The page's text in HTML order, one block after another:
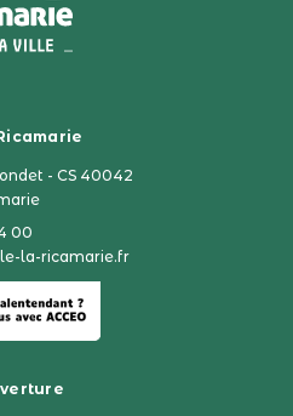
- CS 40042
00
la-ricamarie.fr